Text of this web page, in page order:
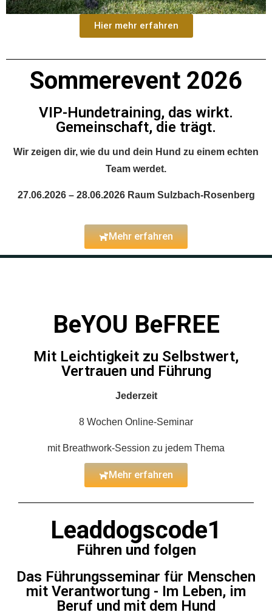
Hier mehr erfahren
Sommerevent 2026
VIP-Hundetraining, das wirkt.
Gemeinschaft, die trägt.
Wir zeigen dir, wie du und dein Hund zu einem echten
Team werdet.
27.06.2026 – 28.06.2026 Raum Sulzbach-Rosenberg
Mehr erfahren
BeYOU BeFREE
Mit Leichtigkeit zu Selbstwert,
Vertrauen und Führung
Jederzeit
8 Wochen Online-Seminar
mit Breathwork-Session zu jedem Thema
Mehr erfahren
Leaddogscode1
Führen und folgen
Das Führungsseminar für Menschen
mit Verantwortung - Im Leben, im
Beruf und mit dem Hund